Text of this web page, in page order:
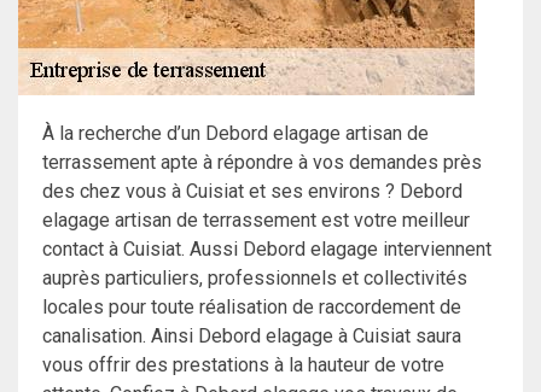
À la recherche d’un Debord elagage artisan de
terrassement apte à répondre à vos demandes près
des chez vous à Cuisiat et ses environs ? Debord
elagage artisan de terrassement est votre meilleur
contact à Cuisiat. Aussi Debord elagage interviennent
auprès particuliers, professionnels et collectivités
locales pour toute réalisation de raccordement de
canalisation. Ainsi Debord elagage à Cuisiat saura
vous offrir des prestations à la hauteur de votre